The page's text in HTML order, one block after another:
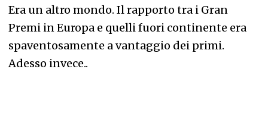
Era un altro mondo. Il rapporto tra i Gran
Premi in Europa e quelli fuori continente era
spaventosamente a vantaggio dei primi.
Adesso invece..